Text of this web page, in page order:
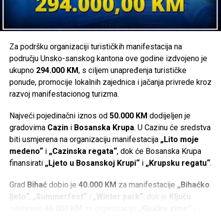
Za podršku organizaciji turističkih manifestacija na
području Unsko-sanskog kantona ove godine izdvojeno je
ukupno 294.000 KM, s ciljem unapređenja turističke
ponude, promocije lokalnih zajednica i jačanja privrede kroz
razvoj manifestacionog turizma.
Najveći pojedinačni iznos od 50.000 KM dodijeljen je
gradovima Cazini Bosanska Krupa. U Cazinu će sredstva
biti usmjerena na organizaciju manifestacija „Lito moje
medeno“i „Cazinska regata“, dok će Bosanska Krupa
finansirati „Ljeto u Bosanskoj Krupi“i „Krupsku regatu“.
Grad Bihaćdobio je 40.000 KM za manifestacije „Bihaćko
ljeto“
„Summerfest“ i „Winter park“ , dok je Ključu